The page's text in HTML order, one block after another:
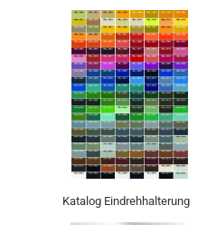
Katalog Eindrehhalterung